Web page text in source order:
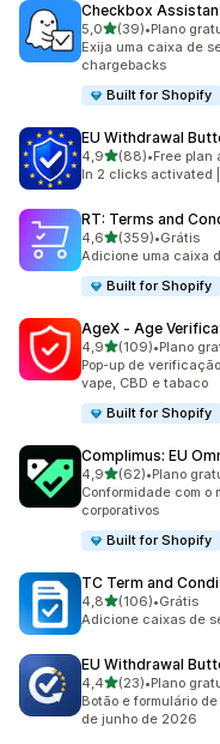
Checkbox
5,0de 5 estrelas
(39)
39 avaliações ao
•Plano
Exija uma caixa de
chargebacks
Built for Shopify
EU Withdrawal
4,9de 5 estrelas
(88)
88 avaliações ao
•Free plan
In 2 clicks activated
RT: Terms and
4,6de 5 estrelas
(359)
359 avaliações ao
•Grátis
Adicione uma caixa
Built for Shopify
AgeX ‑ Age
4,9de 5 estrelas
(109)
109 avaliações ao
•Plano
Pop-up de
vape, CBD e tabaco
Built for Shopify
Complimus: EU
4,9de 5 estrelas
(62)
62 avaliações ao
•Plano
Conformidade com o
corporativos
Built for Shopify
TC Term and
4,8de 5 estrelas
(106)
106 avaliações ao todo
•Grátis
Adicione caixas de
EU Withdrawal
4,4de 5 estrelas
(23)
23 avaliações ao todo
•Plano
Botão e formulário
de junho de 2026